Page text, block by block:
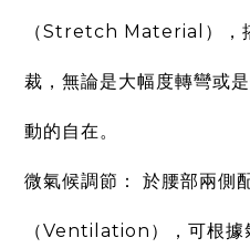
（Stretch Material）
裁，無論是大幅度轉彎或
動的自在。
微氣候調節： 於腰部兩側
（Ventilation） ，可根